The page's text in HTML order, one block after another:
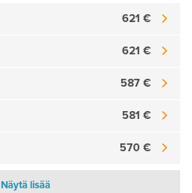
621 €
621 €
587 €
581 €
570 €
Näytä lisää